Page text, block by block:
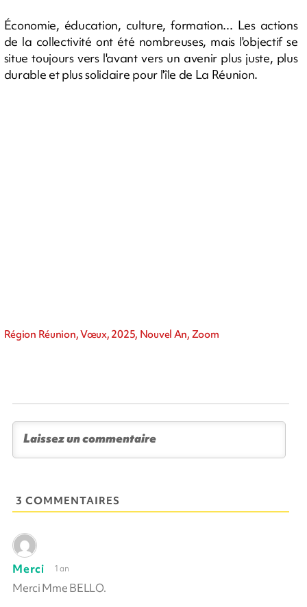
Économie, éducation, culture, formation... Les actions
de la collectivité ont été nombreuses, mais l'objectif se
situe toujours vers l'avant vers un avenir plus juste, plus
durable et plus solidaire pour l'île de La Réunion.
Région Réunion, Vœux, 2025, Nouvel An, Zoom
3 COMMENTAIRES
Merci 1 an
Merci Mme BELLO.